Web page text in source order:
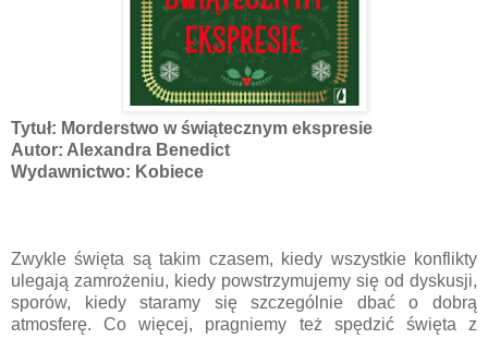
Tytuł: Morderstwo w świątecznym ekspresie
Autor: Alexandra Benedict
Wydawnictwo: Kobiece
Zwykle święta są takim czasem, kiedy wszystkie konflikty
ulegają zamrożeniu, kiedy powstrzymujemy się od dyskusji,
sporów, kiedy staramy się szczególnie dbać o dobrą
atmosferę. Co więcej, pragniemy też spędzić święta z